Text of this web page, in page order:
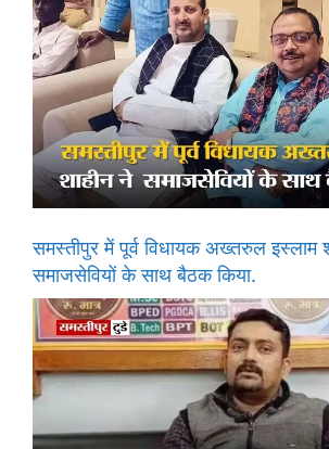
समस्तीपुर में पूर्व विधायक अख्तरुल इस्लाम
समाजसेवियों के साथ बैठक किया.